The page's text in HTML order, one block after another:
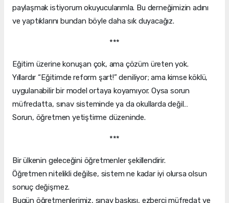
paylaşmak istiyorum okuyucularımla. Bu derneğimizin adını
ve yaptıklarını bundan böyle daha sık duyacağız.
***
Eğitim üzerine konuşan çok, ama çözüm üreten yok.
Yıllardır “Eğitimde reform şart!” deniliyor; ama kimse köklü,
uygulanabilir bir model ortaya koyamıyor. Oysa sorun
müfredatta, sınav sisteminde ya da okullarda değil…
Sorun, öğretmen yetiştirme düzeninde.
***
Bir ülkenin geleceğini öğretmenler şekillendirir.
Öğretmen nitelikli değilse, sistem ne kadar iyi olursa olsun
sonuç değişmez.
Bugün öğretmenlerimiz, sınav baskısı, ezberci müfredat ve